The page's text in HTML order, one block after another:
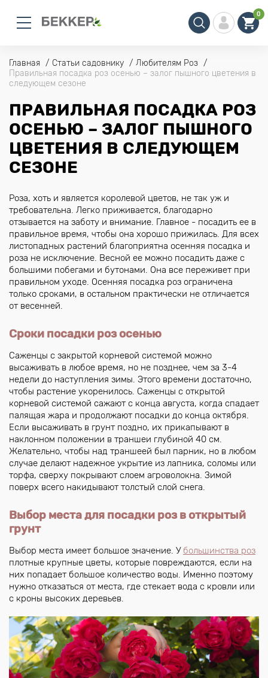
0
Главная Статьи садовнику
Любителям Роз
Правильная посадка роз осенью – залог пышного цветения в
следующем сезоне
ПРАВИЛЬНАЯ ПОСАДКА РОЗ
ОСЕНЬЮ – ЗАЛОГ ПЫШНОГО
ЦВЕТЕНИЯ В СЛЕДУЮЩЕМ
СЕЗОНЕ
Роза, хоть и является королевой цветов, не так уж и
требовательна. Легко приживается, благодарно
отзывается на заботу и внимание. Главное - посадить ее в
правильное время, чтобы она хорошо прижилась. Для всех
листопадных растений благоприятна осенняя посадка и
роза не исключение. Весной ее можно посадить даже с
большими побегами и бутонами. Она все переживет при
правильном уходе. Осенняя посадка роз ограничена
только сроками, в остальном практически не отличается
от весенней.
Сроки посадки роз осенью
Саженцы с закрытой корневой системой можно
высаживать в любое время, но не позднее, чем за 3-4
недели до наступления зимы. Этого времени достаточно,
чтобы растение укоренилось. Саженцы с открытой
корневой системой сажают с конца августа, когда спадает
палящая жара и продолжают посадки до конца октября.
Если высаживать в грунт поздно, их прикапывают в
наклонном положении в траншеи глубиной 40 см.
Желательно, чтобы над траншеей был парник, но в любом
случае делают надежное укрытие из лапника, соломы или
торфа, сверху покрывают слоем агроволокна. Зимой
поверх всего накидывают толстый слой снега.
Выбор места для посадки роз в открытый
грунт
Выбор места имеет большое значение. У большинства роз
плотные крупные цветы, которые повреждаются, если на
них попадает большое количество воды. Именно поэтому
нужно отказаться от места, где стекает вода с кровли или
с кроны высоких деревьев.